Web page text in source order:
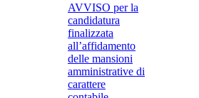
AVVISO per la
candidatura
finalizzata
all’affidamento
delle mansioni
amministrative di
carattere